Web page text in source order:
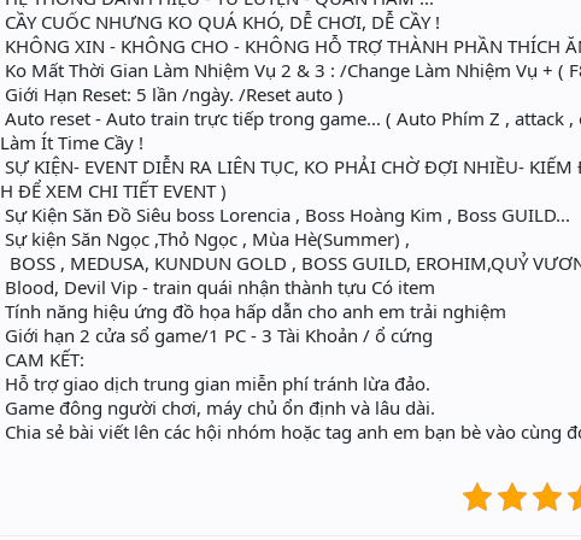
CẦY CUỐC NHƯNG KO QUÁ KHÓ, DỄ CHƠI, DỄ CẦY !
KHÔNG XIN - KHÔNG CHO - KHÔNG HỖ TRỢ THÀNH PHẦN THÍCH
Ko Mất Thời Gian Làm Nhiệm Vụ 2 & 3 : /Change Làm Nhiệm Vụ + (
Giới Hạn Reset: 5 lần /ngày. /Reset auto )
Auto reset - Auto train trực tiếp trong game... ( Auto Phím Z , attack
Làm Ít Time Cầy !
SỰ KIỆN- EVENT DIỄN RA LIÊN TỤC, KO PHẢI CHỜ ĐỢI NHIỀU-
H ĐỂ XEM CHI TIẾT EVENT )
Sự Kiện Săn Đồ Siêu boss Lorencia , Boss Hoàng Kim , Boss GUILD...
Sự kiện Săn Ngọc ,Thỏ Ngọc , Mùa Hè(Summer) ,
BOSS , MEDUSA, KUNDUN GOLD , BOSS GUILD, EROHIM,QUỶ
Blood, Devil Vip - train quái nhận thành tựu Có item
Tính năng hiệu ứng đồ họa hấp dẫn cho anh em trải nghiệm
Giới hạn 2 cửa sổ game/1 PC - 3 Tài Khoản / ổ cứng
CAM KẾT:
Hỗ trợ giao dịch trung gian miễn phí tránh lừa đảo.
Game đông người chơi, máy chủ ổn định và lâu dài.
Chia sẻ bài viết lên các hội nhóm hoặc tag anh em bạn bè vào cùng